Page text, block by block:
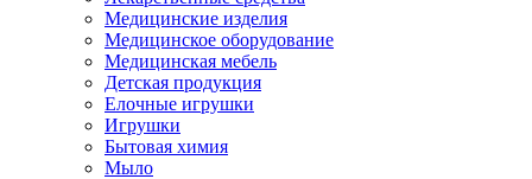
Медицинские изделия
Медицинское оборудование
Медицинская мебель
Детская продукция
Елочные игрушки
Игрушки
Бытовая химия
Мыло